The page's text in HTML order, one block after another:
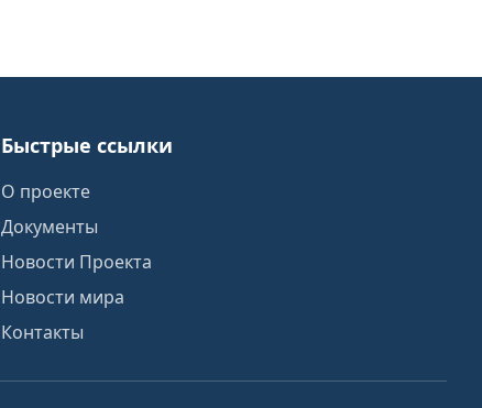
Быстрые ссылки
О проекте
Документы
Новости Проекта
Новости мира
Контакты